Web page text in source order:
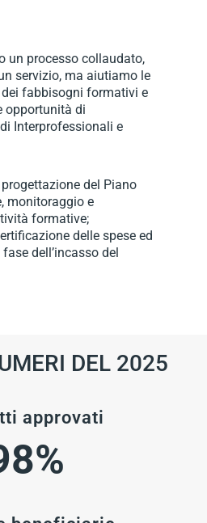
un processo collaudato,
servizio, ma aiutiamo le
dei fabbisogni formativi e
opportunità di
Interprofessionali e
del Piano
monitoraggio e
formative;
delle spese ed
dell’incasso del
DEL 2025
approvati